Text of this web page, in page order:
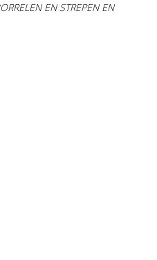
EN STREPEN EN